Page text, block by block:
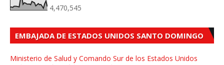
4,470,545
EMBAJADA DE ESTADOS UNIDOS SANTO DOMINGO
Ministerio de Salud y Comando Sur de los Estados Unidos